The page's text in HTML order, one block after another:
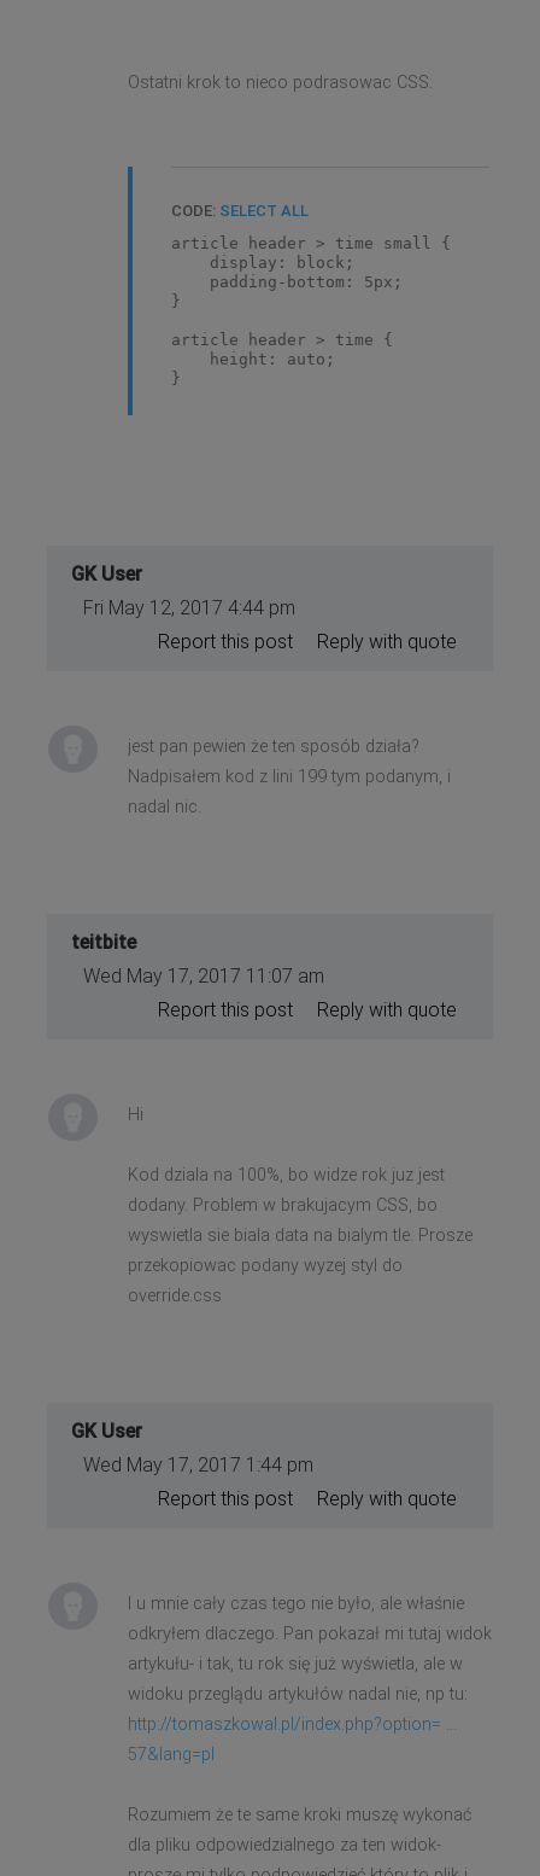
Ostatni krok to nieco podrasowac CSS:
CODE: SELECT ALL
article header > time small {
display: block;
padding-bottom: 5px;
}
article header > time {
height: auto;
}
GK User
Fri May 12, 2017 4:44 pm
Reply with quote
Report this post
jest pan pewien że ten sposób działa?
Nadpisałem kod z lini 199 tym podanym, i
nadal nic.
teitbite
Wed May 17, 2017 11:07 am
Reply with quote
Report this post
Hi
Kod dziala na 100%, bo widze rok juz jest
dodany. Problem w brakujacym CSS, bo
wyswietla sie biala data na bialym tle. Prosze
przekopiowac podany wyzej styl do
override.css
GK User
Wed May 17, 2017 1:44 pm
Reply with quote
Report this post
I u mnie cały czas tego nie było, ale właśnie
odkryłem dlaczego. Pan pokazał mi tutaj widok
artykułu- i tak, tu rok się już wyświetla, ale w
widoku przeglądu artykułów nadal nie, np tu:
http://tomaszkowal.pl/index.php?option= ...
57&lang=pl
Rozumiem że te same kroki muszę wykonać
dla pliku odpowiedzialnego za ten widok-